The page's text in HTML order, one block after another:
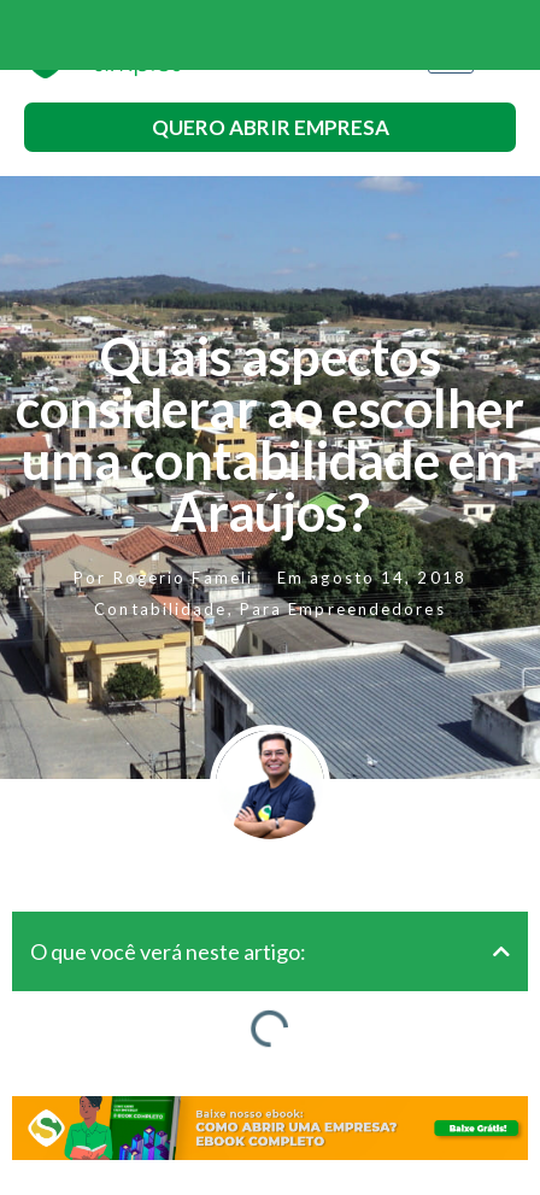
QUERO ABRIR EMPRESA
Quais aspectos
considerar ao escolher
uma contabilidade em
Araújos?
Por Rogerio Fameli Em agosto 14, 2018
Contabilidade,Para Empreendedores
O que você verá neste artigo: